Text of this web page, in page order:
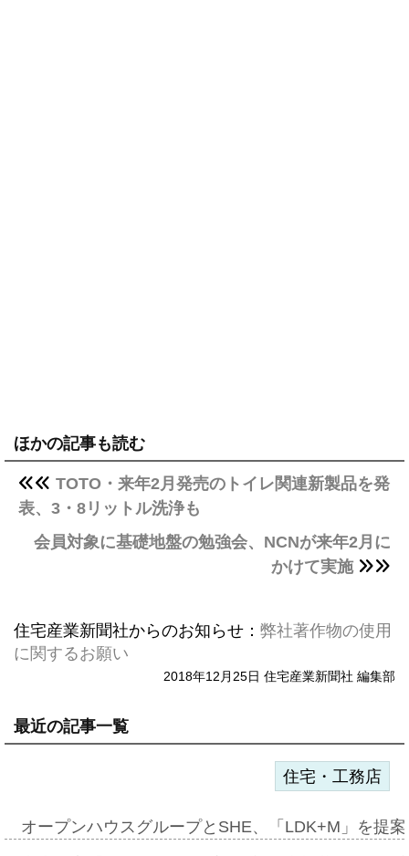
ほかの記事も読む
TOTO・来年2月発売のトイレ関連新製品を発
表、3・8リットル洗浄も
会員対象に基礎地盤の勉強会、NCNが来年2月に
かけて実施
住宅産業新聞社からのお知らせ： 弊社著作物の使用
に関するお願い
2018年12月25日 住宅産業新聞社 編集部
最近の記事一覧
住宅・工務店
オープンハウスグループとSHE、「LDK+M」を提